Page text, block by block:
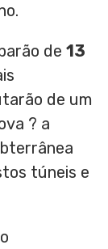
de 13
de um
? a
túneis e